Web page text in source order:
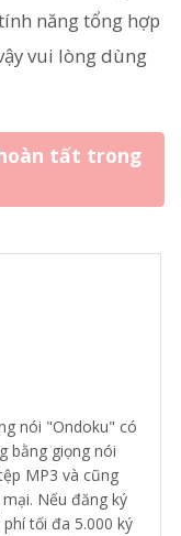
năng tổng hợp
vui lòng dùng
tất trong
nói "Ondoku" có
bằng giọng nói
MP3 và cũng
Nếu đăng ký
tối đa 5.000 ký